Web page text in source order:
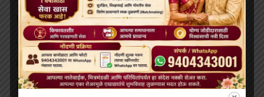
February 2025
January 2025
December 2024
November 2024